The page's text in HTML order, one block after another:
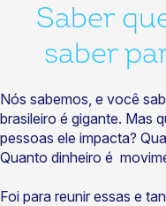
Saber
saber
Nós sabemos, e você
brasileiro é gigante. Mas
pessoas ele impacta?
Quanto dinheiro é
Foi para reunir essas e